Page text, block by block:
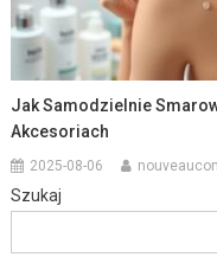
Jak Samodzielnie
Akcesoriach
2025-08-06
Szukaj